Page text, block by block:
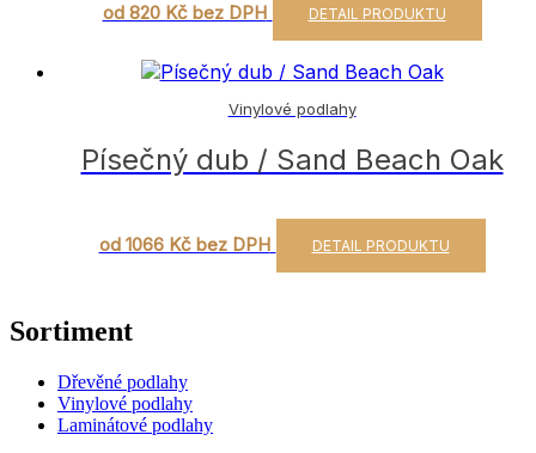
od 820 Kč bez DPH DETAIL PRODUKTU
lze
Vinylové podlahy
Písečný dub / Sand Beach Oak
od 1066 Kč bez DPH DETAIL PRODUKTU
Sortiment
Dřevěné podlahy
Vinylové podlahy
Laminátové podlahy